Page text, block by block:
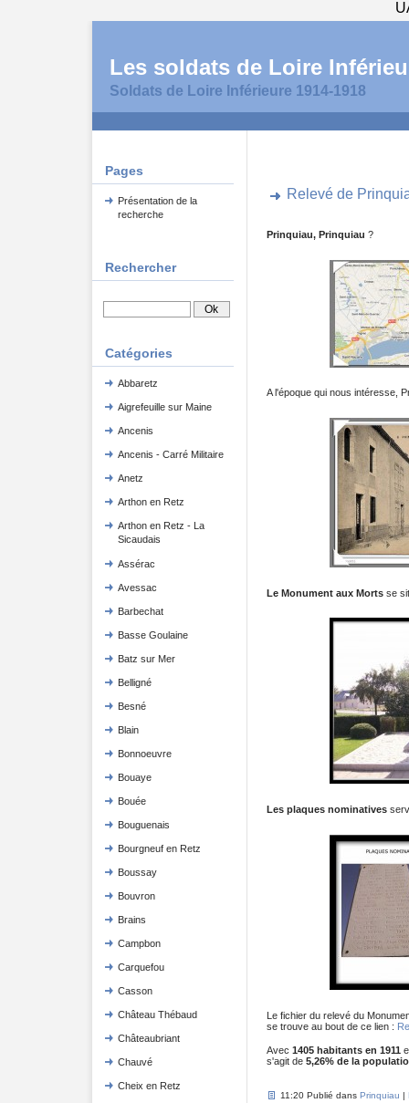
Les soldats de Loire
Soldats de Loire Inférieure 1914-1918
Pages
Présentation de la
recherche
Rechercher
Catégories
Abbaretz
Aigrefeuille sur Maine
Ancenis
Ancenis - Carré Militaire
Anetz
Arthon en Retz
Arthon en Retz - La
Sicaudais
Assérac
Avessac
Barbechat
Basse Goulaine
Batz sur Mer
Belligné
Besné
Blain
Bonnoeuvre
Bouaye
Bouée
Bouguenais
Bourgneuf en Retz
Boussay
Bouvron
Brains
Campbon
Carquefou
Casson
Château Thébaud
Châteaubriant
Chauvé
Cheix en Retz
Relevé de
Prinquiau, Prinquiau ?
A l'époque qui nous intéresse,
Le Monument aux Mortsse
Les plaques nominatives
Le fichier du relevé du
se trouve au bout de ce lien :
Avec 1405 habitants en 1911
s'agit de 5,26% de la
11:20 Publié dans Prinquiau |